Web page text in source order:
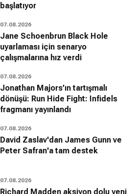
başlatıyor
07.08.2026
Jane Schoenbrun Black Hole
uyarlaması için senaryo
çalışmalarına hız verdi
07.08.2026
Jonathan Majors’ın tartışmalı
dönüşü: Run Hide Fight: Infidels
fragmanı yayınlandı
07.08.2026
David Zaslav'dan James Gunn ve
Peter Safran'a tam destek
07.08.2026
Richard Madden aksiyon dolu yeni